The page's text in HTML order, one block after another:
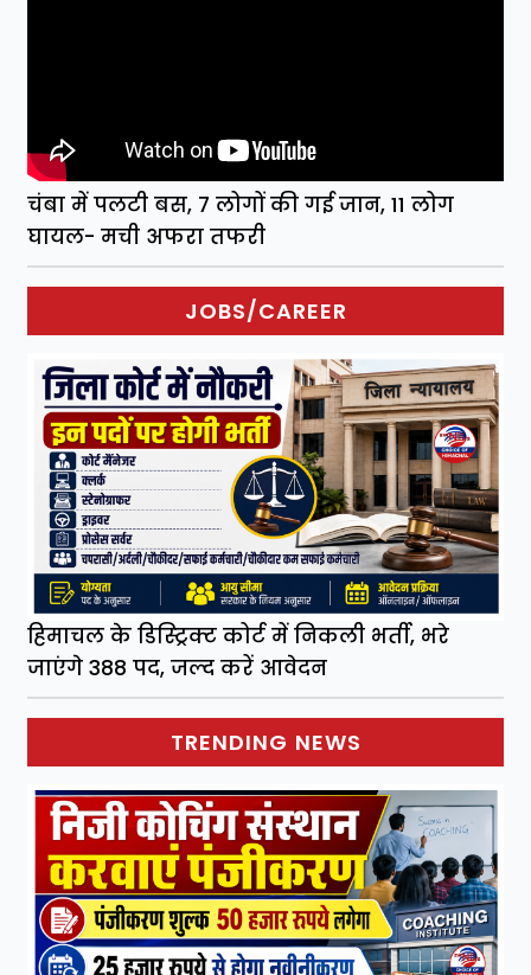
चंबा में पलटी बस, 7 लोगों की गई जान, 11 लोग
घायल- मची अफरा तफरी
JOBS/CAREER
हिमाचल के डिस्ट्रिक्ट कोर्ट में निकली भर्ती, भरे
जाएंगे 388 पद, जल्द करें आवेदन
TRENDING NEWS